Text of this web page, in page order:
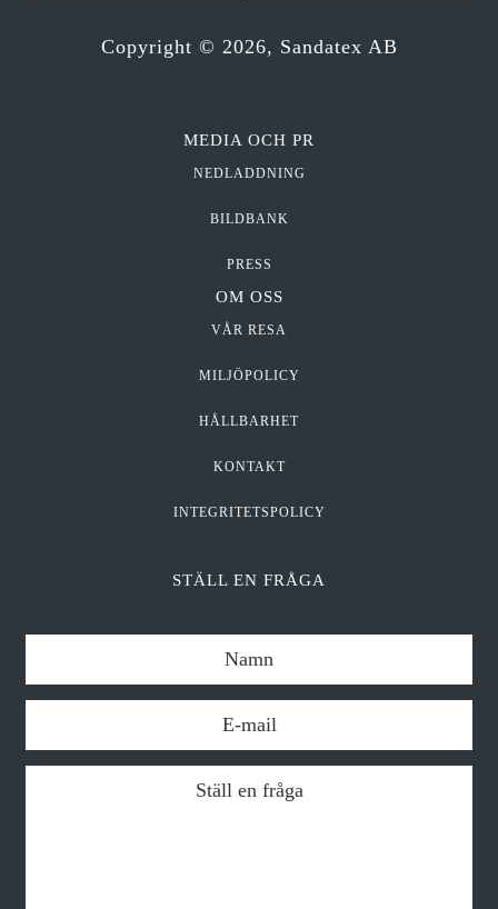
Copyright © 2026, Sandatex AB
MEDIA OCH PR
NEDLADDNING
BILDBANK
PRESS
OM OSS
VÅR RESA
MILJÖPOLICY
HÅLLBARHET
KONTAKT
INTEGRITETSPOLICY
STÄLL EN FRÅGA